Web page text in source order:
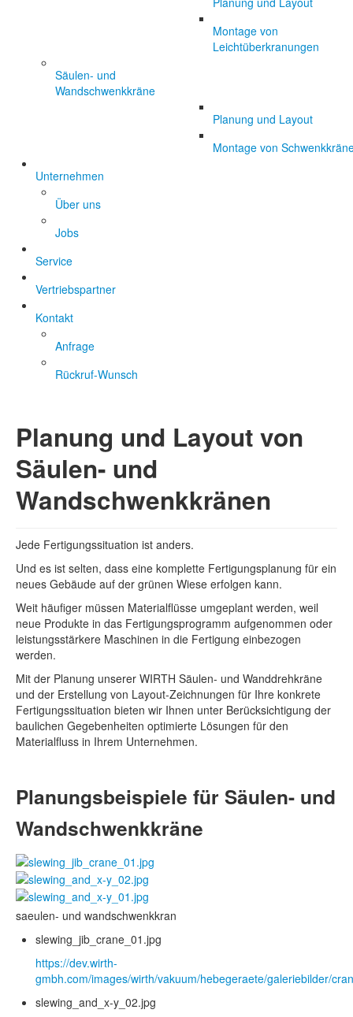
Montage von
Leichtüberkranungen
Säulen- und
Wandschwenkkräne
Planung und Layout
Montage von
Unternehmen
Über uns
Jobs
Service
Vertriebspartner
Kontakt
Anfrage
Rückruf-Wunsch
Planung und Layout von
Säulen- und
Wandschwenkkränen
Jede Fertigungssituation ist anders.
Und es ist selten, dass eine komplette Fertigungsplanung für ein
neues Gebäude auf der grünen Wiese erfolgen kann.
Weit häufiger müssen Materialflüsse umgeplant werden, weil
neue Produkte in das Fertigungsprogramm aufgenommen oder
leistungsstärkere Maschinen in die Fertigung einbezogen
werden.
Mit der Planung unserer WIRTH Säulen- und Wanddrehkräne
und der Erstellung von Layout-Zeichnungen für Ihre konkrete
Fertigungssituation bieten wir Ihnen unter Berücksichtigung der
baulichen Gegebenheiten optimierte Lösungen für den
Materialfluss in Ihrem Unternehmen.
Planungsbeispiele für Säulen- und
Wandschwenkkräne
saeulen- und wandschwenkkran
slewing_jib_crane_01.jpg
https://dev.wirth-
gmbh.com/images/wirth/vakuum/hebegeraete/galeriebilder/
slewing_and_x-y_02.jpg